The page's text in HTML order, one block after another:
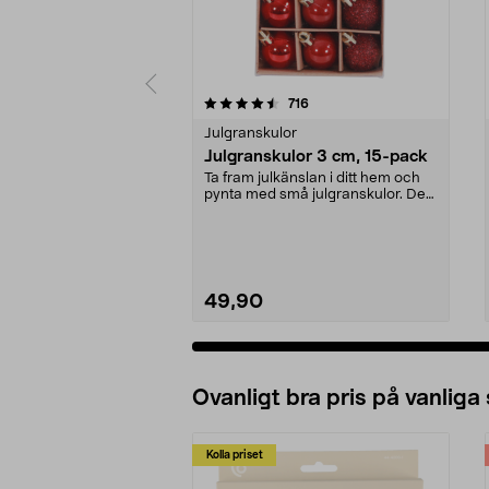
716recensioner
Julgranskulor
Julgranskulor 3 cm, 15-pack
Ta fram julkänslan i ditt hem och
pynta med små julgranskulor. Den
49,90
4.5 av 5 stjärnor
Ovanligt bra pris på vanliga
Kolla priset